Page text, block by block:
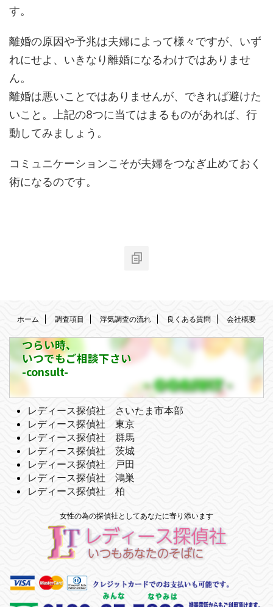
す。
離婚の原因や予兆は夫婦によって様々ですが、いず
れにせよ、いきなり離婚になるわけではありませ
ん。
離婚は悪いことではありませんが、できれば避けた
いこと。上記の8つに当てはまるものがあれば、行
動してみましょう。
コミュニケーションこそが夫婦をつなぎ止めておく
術になるのです。
ホーム 調査項目 浮気調査の流れ 良くある質問 会社概要
つらい時、
いつでもご相談下さい
-consult-
レディース探偵社 さいたま市本部
レディース探偵社 東京
レディース探偵社 群馬
レディース探偵社 茨城
レディース探偵社 戸田
レディース探偵社 鴻巣
レディース探偵社 柏
女性の為の探偵社としてあなたに寄り添います